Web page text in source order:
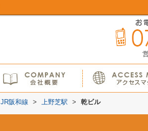
JR阪和線 > 上野芝駅 > 乾ビル